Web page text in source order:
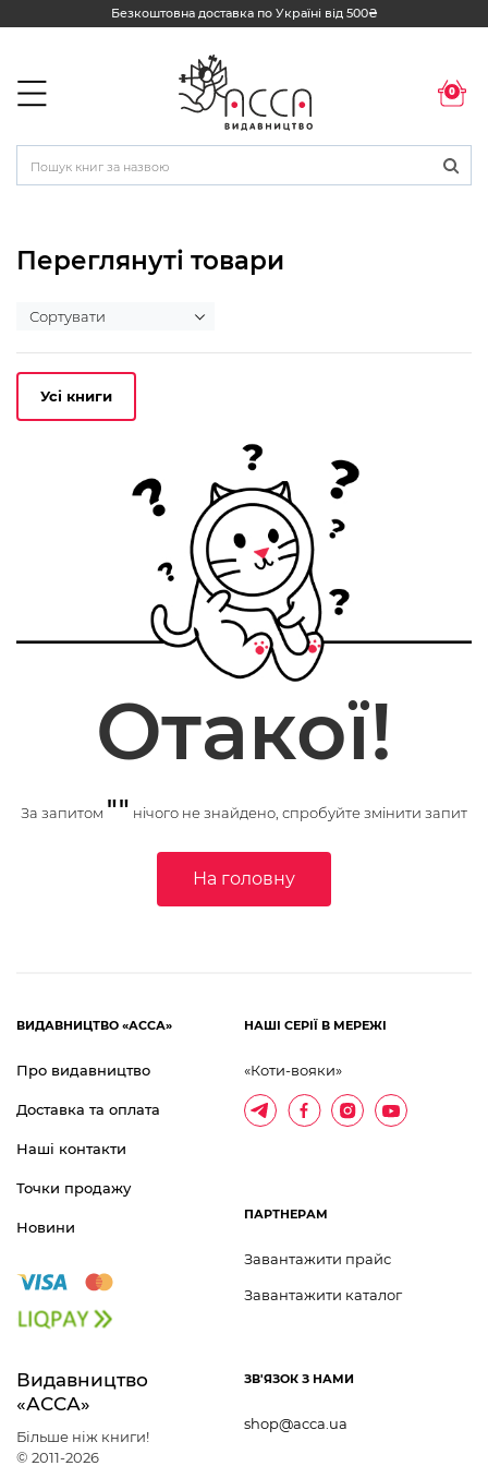
Безкоштовна доставка по Україні від 500₴
0
Переглянуті товари
Усі книги
Отакої!
За запитом "" нічого не знайдено, спробуйте змінити запит
На головну
Видавництво
«АССА»
Більше ніж книги!
© 2011-2026
ЗВ'ЯЗОК З НАМИ
shop@acca.ua
ВИДАВНИЦТВО «АССА»
Про видавництво
Доставка та оплата
Наші контакти
Точки продажу
Новини
НАШІ СЕРІЇ В МЕРЕЖІ
«Коти-вояки»
ПАРТНЕРАМ
Завантажити прайс
Завантажити каталог